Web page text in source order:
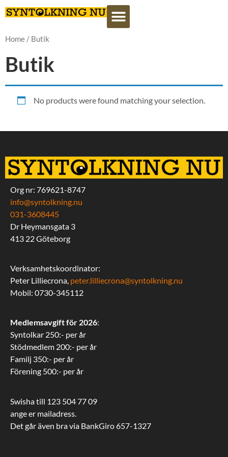
Home / Butik
Butik
No products were found matching your selection.
Org nr: 769621-8747
info@syntolkning.nu
031-3608445
Dr Heymansgata 3
413 22 Göteborg
Verksamhetskoordinator:
Peter Lilliecrona, peter.lilliecrona@syntolkning.nu
Mobil: 0730-345112
Medlemsavgift för 2026:
Syntolkar 250:- per år
Stödmedlem 200:- per år
Familj 350:- per år
Förening 500:- per år
Swisha till 123 504 77 09
ange er mailadress.
Det går även bra via BankGiro 657-1327